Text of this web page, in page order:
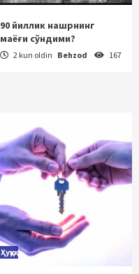
90 йиллик нашрнинг
маёғи сўндими?
2 kun oldin Behzod 167
Ҳуқуқ